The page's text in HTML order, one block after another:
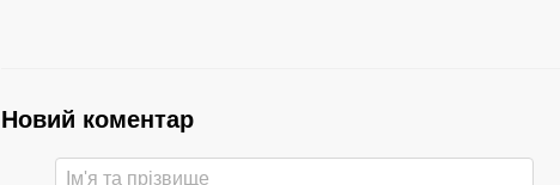
Новий коментар